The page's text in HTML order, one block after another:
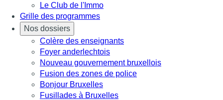
Le Club de l'Immo
Grille des programmes
Nos dossiers
Colère des enseignants
Foyer anderlechtois
Nouveau gouvernement bruxellois
Fusion des zones de police
Bonjour Bruxelles
Fusillades à Bruxelles